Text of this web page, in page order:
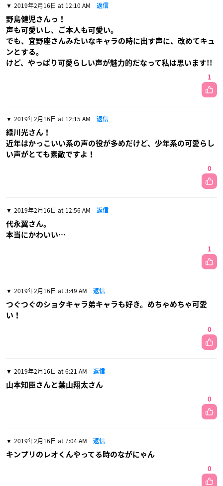
2019年2月16日 at 12:10 AM 返信
野島健児さんっ！
声も可愛いし、ご本人も可愛い。
でも、宜野座さんみたいなキャラの時に出す声に、改めてキュ
ンとする。
けど、やっぱり可愛らしい声が魅力的だなって私は思います!!
1
2019年2月16日 at 12:15 AM 返信
緑川光さん！
近年はかっこいい系の声の役が多めだけど、少年系の可愛らし
い声がとても素敵ですよ！
0
2019年2月16日 at 12:56 AM 返信
代永翼さん。
本当にかわいい…
1
2019年2月16日 at 3:49 AM 返信
つぐつぐのショタキャラ弟キャラも好き。めちゃめちゃ可愛
い！
0
2019年2月16日 at 6:21 AM 返信
山本知臣さんと葉山翔太さん
0
2019年2月16日 at 7:04 AM 返信
キンプリのレオくんやってる時のながにゃん
0